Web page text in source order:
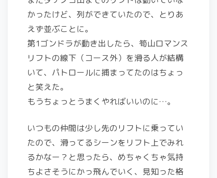
かったけど、列ができていたので、とりあ
えず並ぶことに。
第1ゴンドラが動き出したら、筍山ロマンス
リフトの線下（コース外）を滑る人が結構
いて、パトロールに捕まってたのはちょっ
と笑えた。
もうちょっとうまくやればいいのに…。
いつもの仲間は少し先のリフトに乗ってい
たので、滑ってるシーンをリフト上でみれ
るかなー？と思ったら、めちゃくちゃ気持
ちよさそうにかっ飛んでいく、見知った格